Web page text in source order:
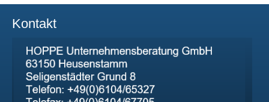
Kontakt